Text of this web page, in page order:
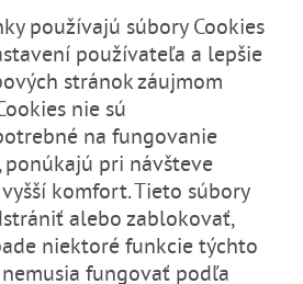
používajú súbory Cookies
používateľa a lepšie
stránok záujmom
nie sú
na fungovanie
pri návšteve
komfort. Tieto súbory
alebo zablokovať,
niektoré funkcie týchto
fungovať podľa